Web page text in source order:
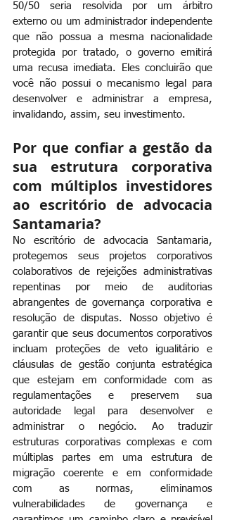
50/50 seria resolvida por um árbitro
externo ou um administrador independente
que não possua a mesma nacionalidade
protegida por tratado, o governo emitirá
uma recusa imediata. Eles concluirão que
você não possui o mecanismo legal para
desenvolver e administrar a empresa,
invalidando, assim, seu investimento.
Por que confiar a gestão da
sua estrutura corporativa
com múltiplos investidores
ao escritório de advocacia
Santamaria?
No escritório de advocacia Santamaria,
protegemos seus projetos corporativos
colaborativos de rejeições administrativas
repentinas por meio de auditorias
abrangentes de governança corporativa e
resolução de disputas. Nosso objetivo é
garantir que seus documentos corporativos
incluam proteções de veto igualitário e
cláusulas de gestão conjunta estratégica
que estejam em conformidade com as
regulamentações e preservem sua
autoridade legal para desenvolver e
administrar o negócio. Ao traduzir
estruturas corporativas complexas e com
múltiplas partes em uma estrutura de
migração coerente e em conformidade
com as normas, eliminamos
vulnerabilidades de governança e